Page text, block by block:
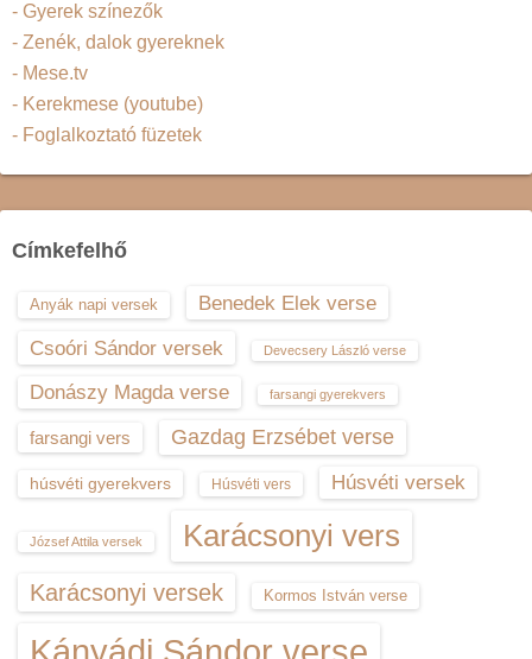
- Gyerek színezők
- Zenék, dalok gyereknek
- Mese.tv
- Kerekmese (youtube)
- Foglalkoztató füzetek
Címkefelhő
Anyák napi versek
Benedek Elek verse
Csoóri Sándor versek
Devecsery László verse
Donászy Magda verse farsangi gyerekvers
farsangi vers Gazdag Erzsébet verse
húsvéti gyerekvers Húsvéti vers Húsvéti versek
József Attila versek Karácsonyi vers
Karácsonyi versek Kormos István verse
Kányádi Sándor verse